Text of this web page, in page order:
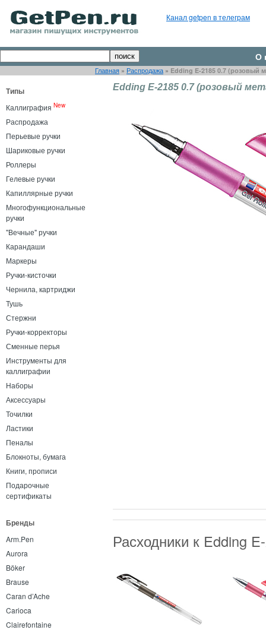
Канал getpen в телеграм
О
Главная » Распродажа » Edding E-2185 0.7 (розовый
Типы
Каллиграфия New
Распродажа
Перьевые ручки
Шариковые ручки
Роллеры
Гелевые ручки
Капиллярные ручки
Многофункциональные
ручки
"Вечные" ручки
Карандаши
Маркеры
Ручки-кисточки
Чернила, картриджи
Тушь
Стержни
Ручки-корректоры
Сменные перья
Инструменты для
каллиграфии
Наборы
Аксессуары
Точилки
Ластики
Пеналы
Блокноты, бумага
Книги, прописи
Подарочные
сертификаты
Бренды
Arm.Pen
Aurora
Böker
Brause
Caran d’Ache
Carioca
Clairefontaine
Edding E-2185 0.7 (розовый
Расходники к Edding